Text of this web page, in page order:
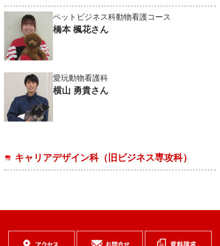
ペットビジネス科動物看護コース
橋本 楓花さん
愛玩動物看護科
横山 勇貴さん
キャリアデザイン科（旧ビジネス専攻科）